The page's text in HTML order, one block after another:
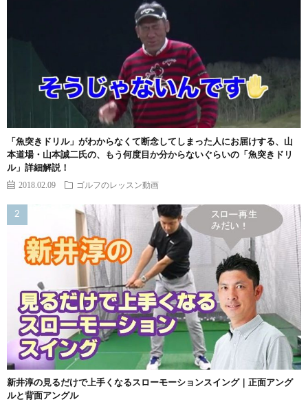
「魚突きドリル」がわからなくて断念してしまった人にお届けする、山
本道場・山本誠二氏の、もう何度目か分からないぐらいの「魚突きドリ
ル」詳細解説！
2018.02.09 ゴルフのレッスン動画
新井淳の見るだけで上手くなるスローモーションスイング｜正面アング
ルと背面アングル